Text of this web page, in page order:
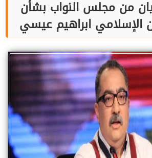
من مجلس النواب بشأن
الإسلامي ابراهيم عيسي